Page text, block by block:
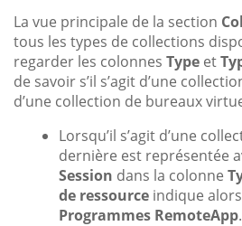
La vue principale de la section
tous les types de collections
regarder les colonnes Type et
de savoir s’il s’agit d’une
d’une collection de bureaux
Lorsqu’il s’agit d’une
dernière est représentée
Session dans la colonne
de ressource indique
Programmes RemoteApp.